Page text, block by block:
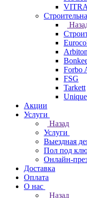
VITRA
Arbiton
Forbo
FSG
Tarkett
Unique
Акции
Услуги
Назад
Услуги
Выездная
Пол под
Онлайн-
Доставка
Оплата
О нас
Назад